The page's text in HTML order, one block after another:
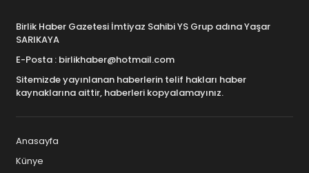
Birlik Haber Gazetesi İmtiyaz Sahibi YS Grup adına Yaşar
SARIKAYA
E-Posta : birlikhaber@hotmail.com
Sitemizde yayınlanan haberlerin telif hakları haber
kaynaklarına aittir, haberleri kopyalamayınız.
Anasayfa
Künye